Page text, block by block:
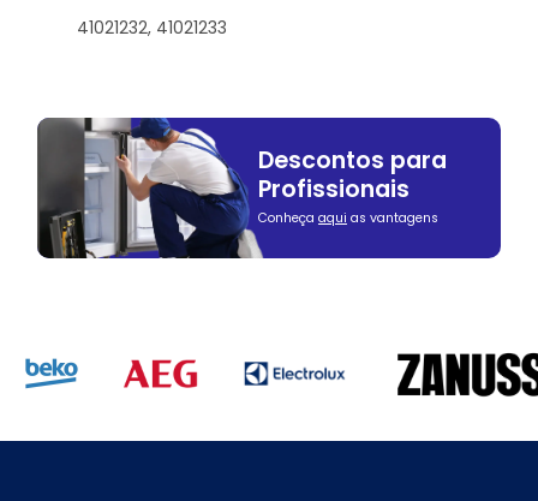
41021232, 41021233
Descontos para
Profissionais
Conheça aqui as vantagens